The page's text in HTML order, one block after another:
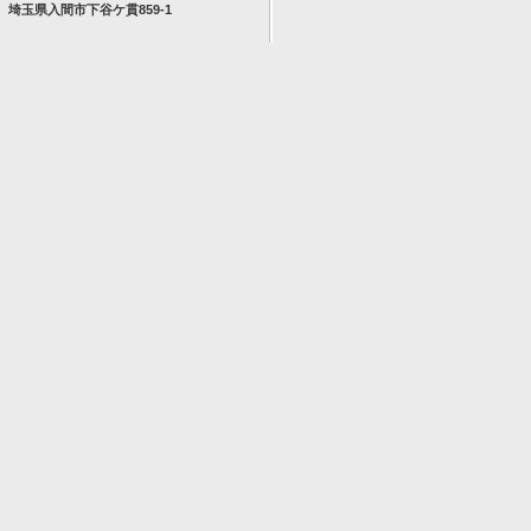
埼玉県入間市下谷ケ貫859-1